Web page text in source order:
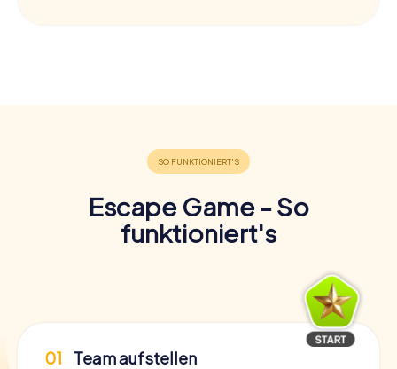
Escape Game - So
funktioniert's
01 Team aufstellen